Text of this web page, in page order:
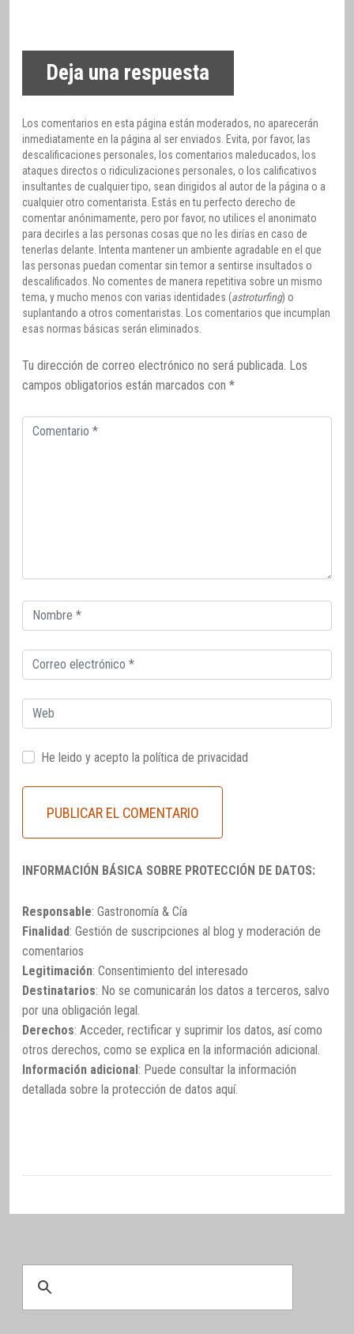
Deja una respuesta
Los comentarios en esta página están moderados, no aparecerán
inmediatamente en la página al ser enviados. Evita, por favor, las
descalificaciones personales, los comentarios maleducados, los
ataques directos o ridiculizaciones personales, o los calificativos
insultantes de cualquier tipo, sean dirigidos al autor de la página o a
cualquier otro comentarista. Estás en tu perfecto derecho de
comentar anónimamente, pero por favor, no utilices el anonimato
para decirles a las personas cosas que no les dirías en caso de
tenerlas delante. Intenta mantener un ambiente agradable en el que
las personas puedan comentar sin temor a sentirse insultados o
descalificados. No comentes de manera repetitiva sobre un mismo
tema, y mucho menos con varias identidades (astroturfing) o
suplantando a otros comentaristas. Los comentarios que incumplan
esas normas básicas serán eliminados.
Tu dirección de correo electrónico no será publicada. Los
campos obligatorios están marcados con *
Comentario
Correo
electrónico
Correo
electrónico
Web
He leido y acepto la política de privacidad
INFORMACIÓN BÁSICA SOBRE PROTECCIÓN DE DATOS:
Responsable: Gastronomía & Cía
Finalidad: Gestión de suscripciones al blog y moderación de
comentarios
Legitimación: Consentimiento del interesado
Destinatarios: No se comunicarán los datos a terceros, salvo
por una obligación legal.
Derechos: Acceder, rectificar y suprimir los datos, así como
otros derechos, como se explica en la información adicional.
Información adicional: Puede consultar la información
detallada sobre la protección de datos aquí.